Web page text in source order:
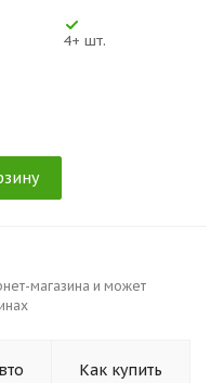
4+ шт.
магазина и может
Как купить